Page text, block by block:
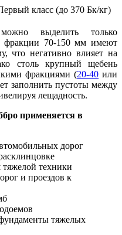
класс (до 370 Бк/кг)
выделить только
фракции 70-150 мм имеют
что негативно влияет на
столь крупный щебень
фракциями (20-40 или
заполнить пустоты между
лещадность.
применяется в
дорог
техники
и проездов к
тяжелых